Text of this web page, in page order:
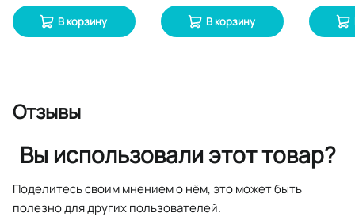
В корзину В корзину
Отзывы
Вы использовали этот товар?
Поделитесь своим мнением о нём, это может быть
полезно для других пользователей.